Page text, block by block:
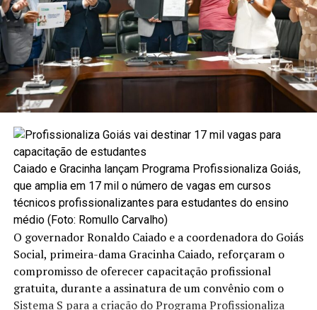
Caiado e Gracinha lançam Programa Profissionaliza Goiás,
que amplia em 17 mil o número de vagas em cursos
técnicos profissionalizantes para estudantes do ensino
médio (Foto: Romullo Carvalho)
O governador Ronaldo Caiado e a coordenadora do Goiás
Social, primeira-dama Gracinha Caiado, reforçaram o
compromisso de oferecer capacitação profissional
gratuita, durante a assinatura de um convênio com o
Sistema S para a criação do Programa Profissionaliza